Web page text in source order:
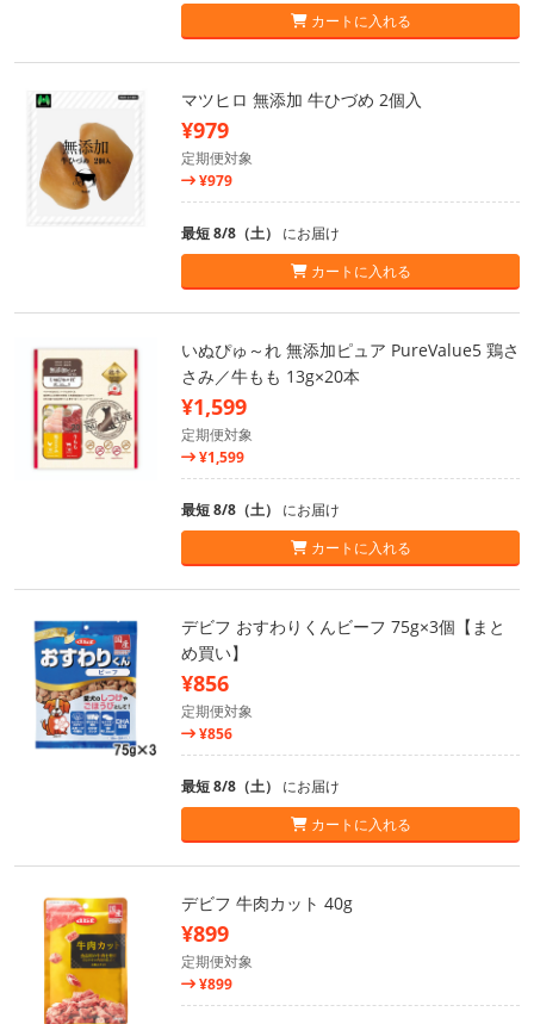
カートに入れる
マツヒロ 無添加 牛ひづめ 2個入
¥979
定期便対象
¥979
最短 8/8（土） にお届け
カートに入れる
いぬぴゅ～れ 無添加ピュア PureValue5 鶏さ
さみ／牛もも 13g×20本
¥1,599
定期便対象
¥1,599
最短 8/8（土） にお届け
カートに入れる
デビフ おすわりくんビーフ 75g×3個【まと
め買い】
¥856
定期便対象
¥856
最短 8/8（土） にお届け
カートに入れる
デビフ 牛肉カット 40g
¥899
定期便対象
¥899